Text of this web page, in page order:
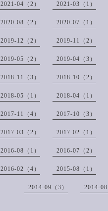
2021-04（2） 2021-03（1）
2020-08（2） 2020-07（1）
2019-12（2） 2019-11（2）
2019-05（2） 2019-04（3）
2018-11（3） 2018-10（2）
2018-05（1） 2018-04（1）
2017-11（4） 2017-10（3）
2017-03（2） 2017-02（1）
2016-08（1） 2016-07（2）
2016-02（4） 2015-08（1）
2014-09（3） 2014-08